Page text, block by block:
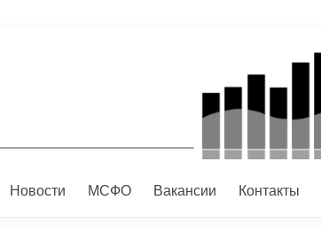
Новости МСФО Вакансии Контакты